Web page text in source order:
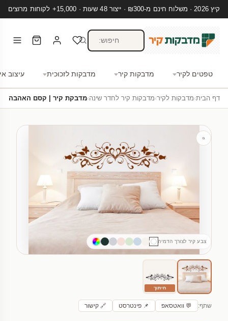
קיץ 2026 · משלוח חינם מ-₪300 · ייצור 48 שעות · 15,000+ לקוחות מרוצים
טפטים לקיר מדבקות קיר מדבקות לזכוכית עיצוב
דף הבית›מדבקות לקיר›מדבקות קיר לחדר שינה›מדבקת קיר | קסם האהבה
צבע קיר לצורך הדמיה
חיתוך
שתף: 💬 וואטסאפ 📌 פינטרסט 🔗 קישור